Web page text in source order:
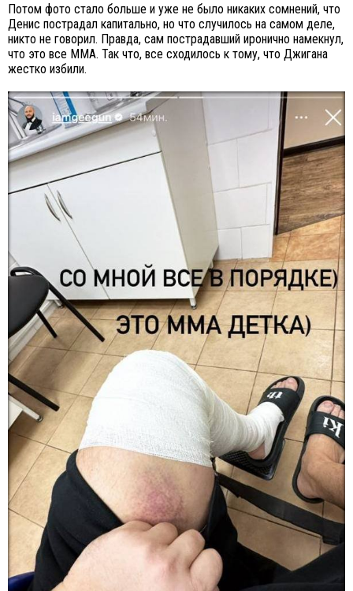
Потом фото стало больше и уже не было никаких сомнений, что
Денис пострадал капитально, но что случилось на самом деле,
никто не говорил. Правда, сам пострадавший иронично намекнул,
что это все ММА. Так что, все сходилось к тому, что Джигана
жестко избили.